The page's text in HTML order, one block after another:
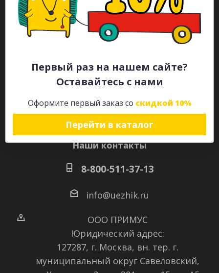
Первый раз на нашем сайте?
Оставайтесь с нами
Оформите первый заказ со скидкой 10%
Перейти в каталог
Каталог
Будьте всегда в курсе!
Наши контакты
8-800-511-37-13
info@uezhik.ru
ООО ПРИМУС
Юридический адрес:
127287, г. Москва, вн. тер. г.
муниципальный округ Савеловский,